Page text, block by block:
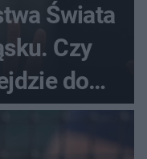
Świata
Czy
do